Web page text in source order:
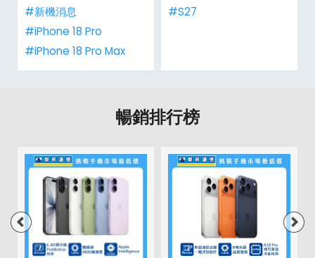
#新機消息
#iPhone 18 Pro
#iPhone 18 Pro Max
#S27
暢銷排行榜